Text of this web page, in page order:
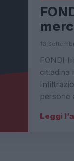
13
FONDI
cittadina
persone
Leggi